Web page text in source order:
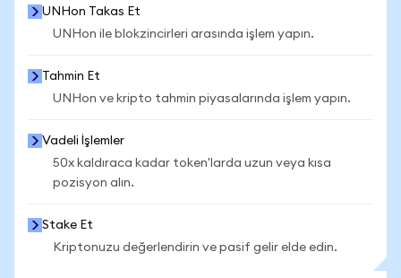
UNHon Takas Et
UNHon ile blokzincirleri arasında işlem yapın.
Tahmin Et
UNHon ve kripto tahmin piyasalarında işlem yapın.
Vadeli İşlemler
50x kaldıraca kadar token'larda uzun veya kısa
pozisyon alın.
Stake Et
Kriptonuzu değerlendirin ve pasif gelir elde edin.